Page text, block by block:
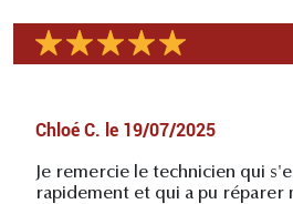
Chloé C. le 19/07/2025
Je remercie le technicien qui
rapidement et qui a pu réparer